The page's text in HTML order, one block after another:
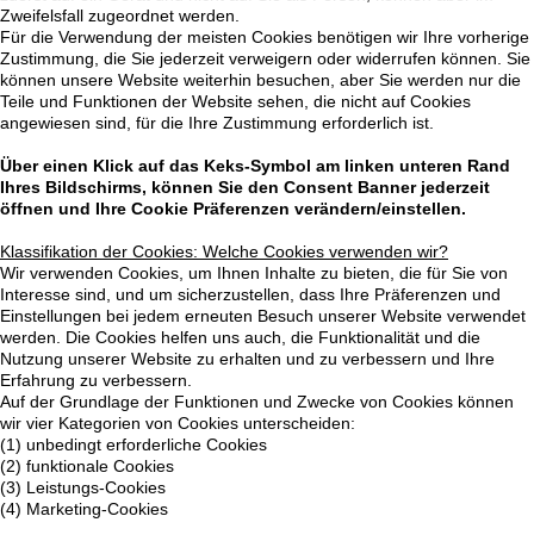
Zweifelsfall zugeordnet werden.
Für die Verwendung der meisten Cookies benötigen wir Ihre vorherige
Zustimmung, die Sie jederzeit verweigern oder widerrufen können. Sie
können unsere Website weiterhin besuchen, aber Sie werden nur die
Teile und Funktionen der Website sehen, die nicht auf Cookies
angewiesen sind, für die Ihre Zustimmung erforderlich ist.
Über einen Klick auf das Keks-Symbol am linken unteren Rand
Ihres Bildschirms, können Sie den Consent Banner jederzeit
öffnen und Ihre Cookie Präferenzen verändern/einstellen.
Klassifikation der Cookies: Welche Cookies verwenden wir?
Wir verwenden Cookies, um Ihnen Inhalte zu bieten, die für Sie von
Interesse sind, und um sicherzustellen, dass Ihre Präferenzen und
Einstellungen bei jedem erneuten Besuch unserer Website verwendet
werden. Die Cookies helfen uns auch, die Funktionalität und die
Nutzung unserer Website zu erhalten und zu verbessern und Ihre
Erfahrung zu verbessern.
Auf der Grundlage der Funktionen und Zwecke von Cookies können
wir vier Kategorien von Cookies unterscheiden:
(1) unbedingt erforderliche Cookies
(2) funktionale Cookies
(3) Leistungs-Cookies
(4) Marketing-Cookies